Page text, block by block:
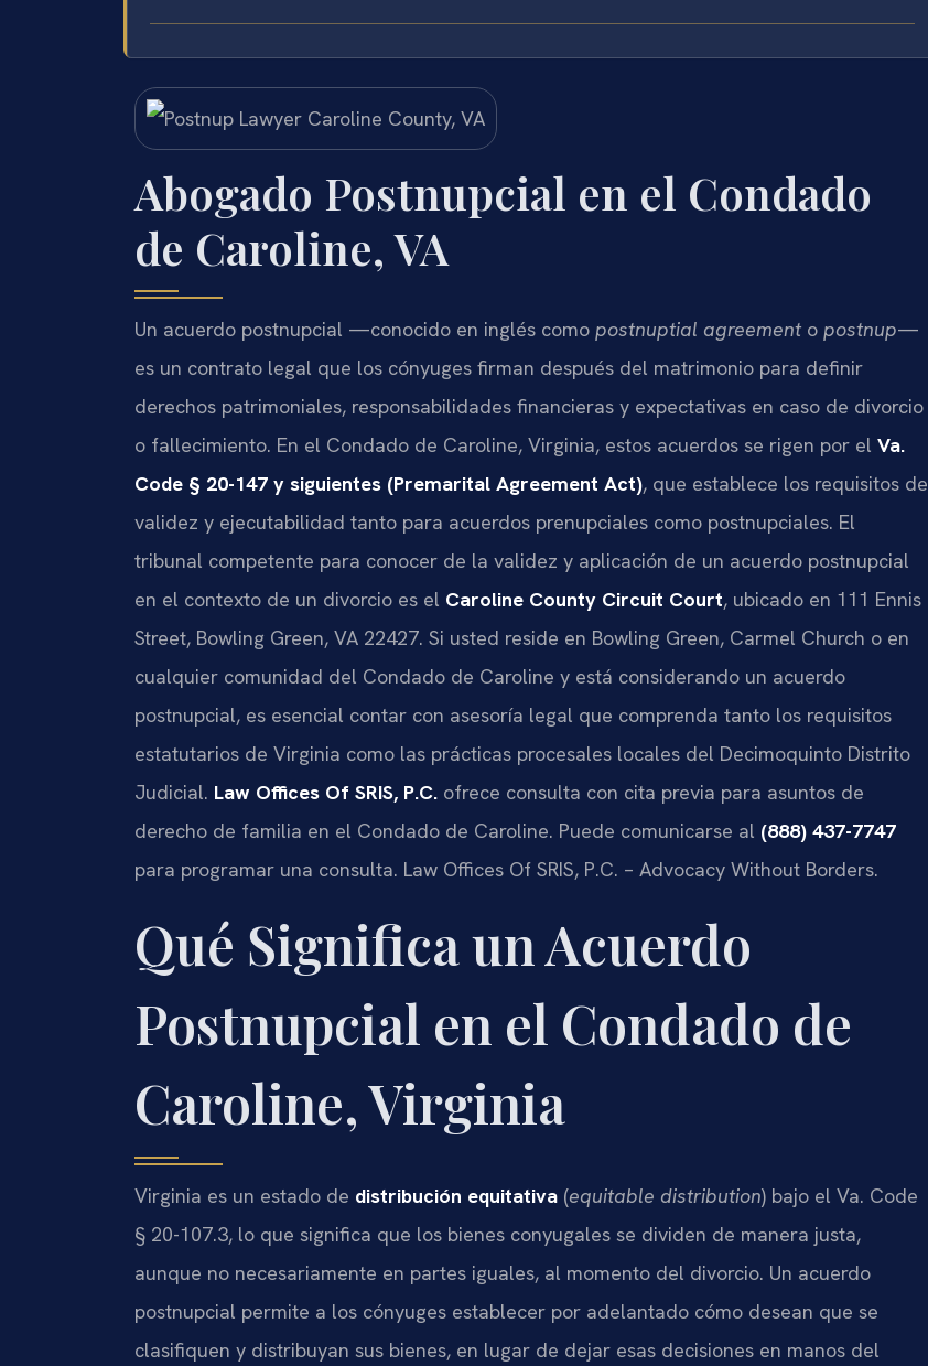
Abogado Postnupcial en el Condado
de Caroline, VA
Un acuerdo postnupcial —conocido en inglés como postnuptial agreemento postnup—
es un contrato legal que los cónyuges firman después del matrimonio para definir
derechos patrimoniales, responsabilidades financieras y expectativas en caso de divorcio
o fallecimiento. En el Condado de Caroline, Virginia, estos acuerdos se rigen por el Va.
Code § 20-147 y siguientes (Premarital Agreement Act), que establece los requisitos de
validez y ejecutabilidad tanto para acuerdos prenupciales como postnupciales. El
tribunal competente para conocer de la validez y aplicación de un acuerdo postnupcial
en el contexto de un divorcio es el Caroline County Circuit Court, ubicado en 111 Ennis
Street, Bowling Green, VA 22427. Si usted reside en Bowling Green, Carmel Church o en
cualquier comunidad del Condado de Caroline y está considerando un acuerdo
postnupcial, es esencial contar con asesoría legal que comprenda tanto los requisitos
estatutarios de Virginia como las prácticas procesales locales del Decimoquinto Distrito
Judicial. Law Offices Of SRIS, P.C. ofrece consulta con cita previa para asuntos de
derecho de familia en el Condado de Caroline. Puede comunicarse al (888) 437-7747
para programar una consulta. Law Offices Of SRIS, P.C. – Advocacy Without Borders.
Qué Significa un Acuerdo
Postnupcial en el Condado de
Caroline, Virginia
Virginia es un estado de distribución equitativa (equitable distribution) bajo el Va. Code
§ 20-107.3, lo que significa que los bienes conyugales se dividen de manera justa,
aunque no necesariamente en partes iguales, al momento del divorcio. Un acuerdo
postnupcial permite a los cónyuges establecer por adelantado cómo desean que se
clasifiquen y distribuyan sus bienes, en lugar de dejar esas decisiones en manos del